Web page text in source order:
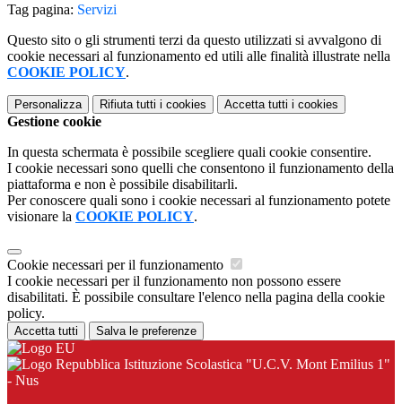
Tag pagina: Servizi
Questo sito o gli strumenti terzi da questo utilizzati si avvalgono di
cookie necessari al funzionamento ed utili alle finalità illustrate nella
COOKIE POLICY.
Personalizza Rifiuta tutti i cookies Accetta tutti i cookies
Gestione cookie
In questa schermata è possibile scegliere quali cookie consentire.
I cookie necessari sono quelli che consentono il funzionamento della
piattaforma e non è possibile disabilitarli.
Per conoscere quali sono i cookie necessari al funzionamento potete
visionare la COOKIE POLICY.
Cookie necessari per il funzionamento
I cookie necessari per il funzionamento non possono essere
disabilitati. È possibile consultare l'elenco nella pagina della cookie
policy.
Accetta tutti Salva le preferenze
Istituzione Scolastica "U.C.V. Mont Emilius 1"
- Nus